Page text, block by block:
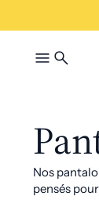
Nos
pensés